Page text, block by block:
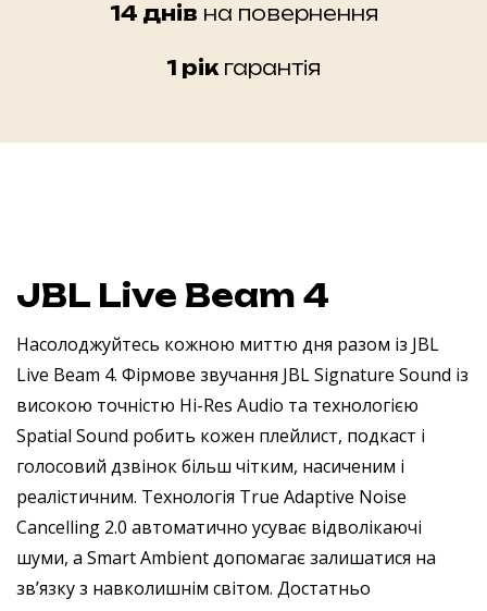
14 днів на повернення
1 рік гарантія
JBL Live Beam 4
Насолоджуйтесь кожною миттю дня разом із JBL
Live Beam 4. Фірмове звучання JBL Signature Sound із
високою точністю Hi-Res Audio та технологією
Spatial Sound робить кожен плейлист, подкаст і
голосовий дзвінок більш чітким, насиченим і
реалістичним. Технологія True Adaptive Noise
Cancelling 2.0 автоматично усуває відволікаючі
шуми, а Smart Ambient допомагає залишатися на
зв’язку з навколишнім світом. Достатньо